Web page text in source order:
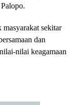
sekitar
dan
nilai keagamaan